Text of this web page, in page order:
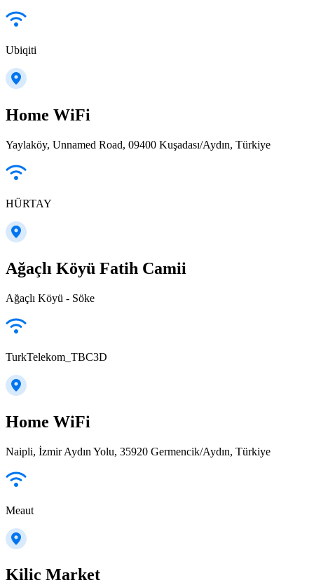
Ubiqiti
Home WiFi
Yaylaköy, Unnamed Road, 09400 Kuşadası/Aydın, Türkiye
HÜRTAY
Ağaçlı Köyü Fatih Camii
Ağaçlı Köyü - Söke
TurkTelekom_TBC3D
Home WiFi
Naipli, İzmir Aydın Yolu, 35920 Germencik/Aydın, Türkiye
Meaut
Kilic Market